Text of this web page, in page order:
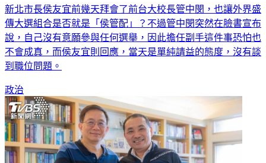
新北市長侯友宜前幾天拜會了前台大校長管中閔，也讓外界盛
傳大選組合是否就是「侯管配」？不過管中閔突然在臉書宣布
說，自己沒有意願參與任何選舉，因此擔任副手這件事恐怕也
不會成真，而侯友宜則回應，當天是單純請益的態度，沒有談
到職位問題。
政治